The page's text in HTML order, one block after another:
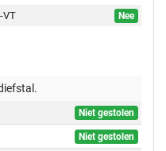
VT
Nee
Niet gestolen
Niet gestolen